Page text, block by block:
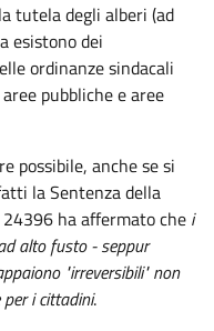
tutela degli alberi (ad
esistono dei
ordinanze sindacali
pubbliche e aree
possibile, anche se si
la Sentenza della
ha affermato che i
alto fusto - seppur
"irreversibili" non
i cittadini.